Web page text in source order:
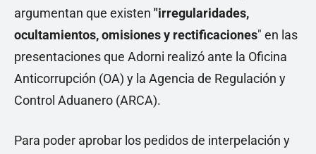
argumentan que existen "irregularidades,
ocultamientos, omisiones y rectificaciones" en las
presentaciones que Adorni realizó ante la Oficina
Anticorrupción (OA) y la Agencia de Regulación y
Control Aduanero (ARCA).
Para poder aprobar los pedidos de interpelación y